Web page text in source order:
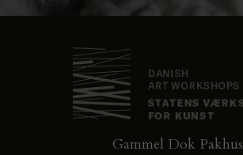
Gammel Dok Pakhus